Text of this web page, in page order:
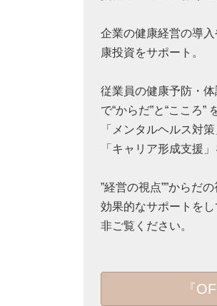
企業の健康経営の導
康投資をサポート。
従業員の健康予防・
で“からだ”と“こころ”
「メンタルヘルス対
「キャリア形成支援
”経営の視点””からだ
効果的なサポートを
非ご覧ください。
『